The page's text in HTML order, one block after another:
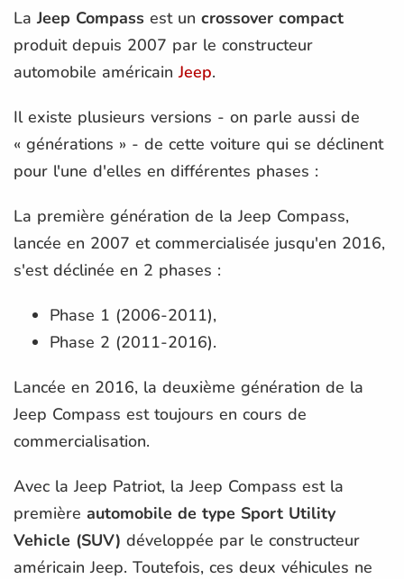
LaJeep Compass est un crossover compact
produit depuis 2007 par le constructeur
automobile américainJeep.
Il existe plusieurs versions - on parle aussi de
« générations » - de cette voiture qui se déclinent
pour l'une d'elles en différentes phases :
La première génération de la Jeep Compass,
lancée en 2007 et commercialisée jusqu'en 2016,
s'est déclinée en 2 phases :
Phase 1 (2006-2011),
Phase 2 (2011-2016).
Lancée en 2016, la deuxième génération de la
Jeep Compass est toujours en cours de
commercialisation.
Avec la Jeep Patriot, la Jeep Compass est la
première automobile de type Sport Utility
Vehicle (SUV) développée par le constructeur
américain Jeep. Toutefois, ces deux véhicules ne